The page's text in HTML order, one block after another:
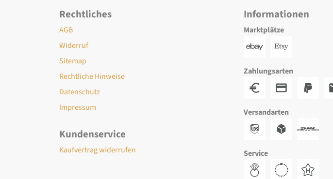
Rechtliches
AGB
Widerruf
Sitemap
Rechtliche Hinweise
Datenschutz
Impressum
Kundenservice
Kaufvertrag widerrufen
Informationen
Marktplätze
Zahlungsarten
Versandarten
Service